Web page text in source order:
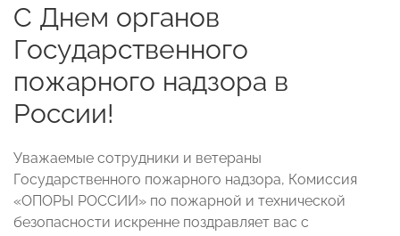
С Днем органов
Государственного
пожарного надзора в
России!
Уважаемые сотрудники и ветераны
Государственного пожарного надзора, Комиссия
«ОПОРЫ РОССИИ» по пожарной и технической
безопасности искренне поздравляет вас с